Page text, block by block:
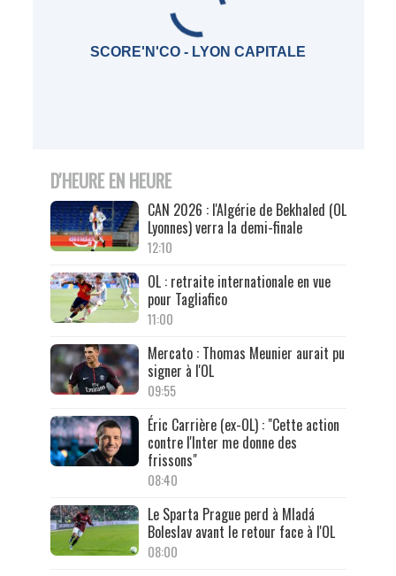
SCORE'N'CO - LYON CAPITALE
D'HEURE EN HEURE
CAN 2026 : l'Algérie de Bekhaled (OL
Lyonnes) verra la demi-finale
12:10
OL : retraite internationale en vue
pour Tagliafico
11:00
Mercato : Thomas Meunier aurait pu
signer à l'OL
09:55
Éric Carrière (ex-OL) : "Cette action
contre l'Inter me donne des
frissons"
08:40
Le Sparta Prague perd à Mladá
Boleslav avant le retour face à l'OL
08:00